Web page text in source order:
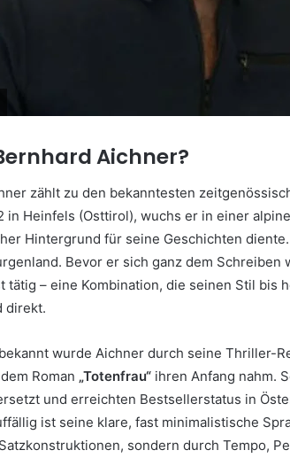
Aichner?
zählt zu den bekanntesten
in Heinfels (Osttirol), wuchs er in einer
Hintergrund für seine Geschichten
Bevor er sich ganz dem Schreiben
tätig – eine Kombination, die seinen Stil bis
direkt.
wurde Aichner durch seine Thriller-
Roman „Totenfrau“ ihren Anfang nahm.
und erreichten Bestsellerstatus in
ist seine klare, fast minimalistische
sondern durch Tempo,